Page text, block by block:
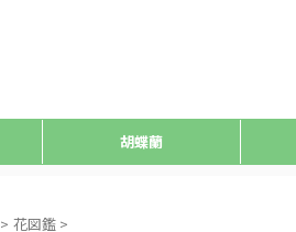
胡蝶蘭
> 花図鑑 >